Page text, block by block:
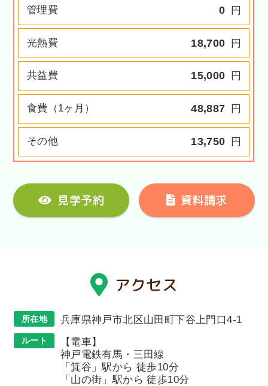
管理費 0 円
光熱費 18,700 円
共益費 15,000 円
食費（1ヶ月） 48,887 円
その他 13,750 円
見学予約 資料請求
アクセス
所在地 兵庫県神戸市北区山田町下谷上門口4-1
ルート
【電車】
神戸電鉄有馬・三田線
「箕谷」駅から 徒歩10分
「山の街」駅から 徒歩10分